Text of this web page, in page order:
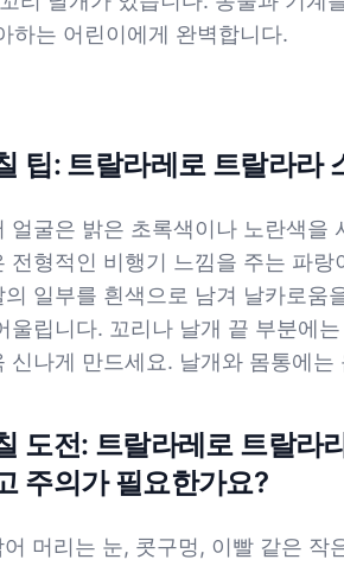
하는 어린이에게 완벽합니다.
팁: 트랄라레로 트랄라라
얼굴은 밝은 초록색이나 노란색을
전형적인 비행기 느낌을 주는 파
의 일부를 흰색으로 남겨 날카로움
울립니다. 꼬리나 날개 끝 부분에
신나게 만드세요. 날개와 몸통에
도전: 트랄라레로 트랄라
주의가 필요한가요?
어 머리는 눈, 콧구멍, 이빨 같은